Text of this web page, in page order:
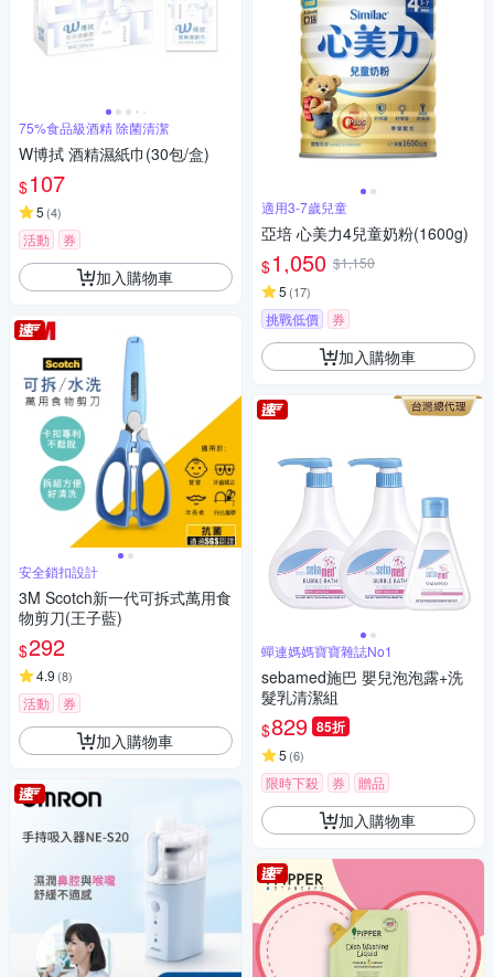
75%食品級酒精 除菌清潔
W博拭 酒精濕紙巾(30包/盒)
$107
5 (4)
活動 券
加入購物車
安全鎖扣設計
3M Scotch新一代可拆式萬用食
物剪刀(王子藍)
$292
4.9 (8)
活動 券
加入購物車
適用3-7歲兒童
亞培 心美力4兒童奶粉(1600g)
$1,050 $1,150
5 (17)
挑戰低價 券
加入購物車
蟬連媽媽寶寶雜誌No1
sebamed施巴 嬰兒泡泡露+洗
髮乳清潔組
$829 85折
5 (6)
限時下殺 券 贈品
加入購物車